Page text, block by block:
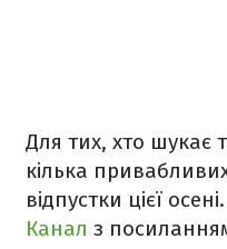
Для тих, хто шукає
кілька
відпустки цієї
Канал з